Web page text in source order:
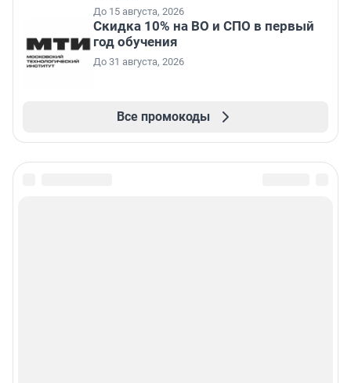
До 15 августа, 2026
Скидка 10% на ВО и СПО в первый
год обучения
До 31 августа, 2026
Все промокоды